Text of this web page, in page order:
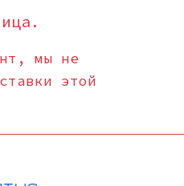
мы не
этой